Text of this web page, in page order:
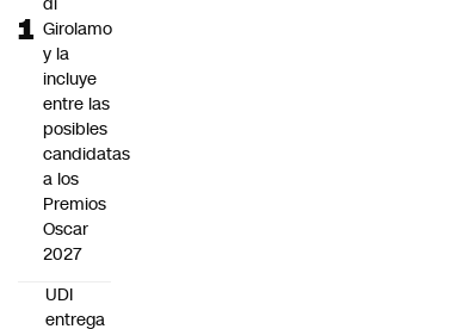
Girolamo
y la
incluye
entre las
posibles
candidatas
a los
Premios
Oscar
2027
UDI
entrega